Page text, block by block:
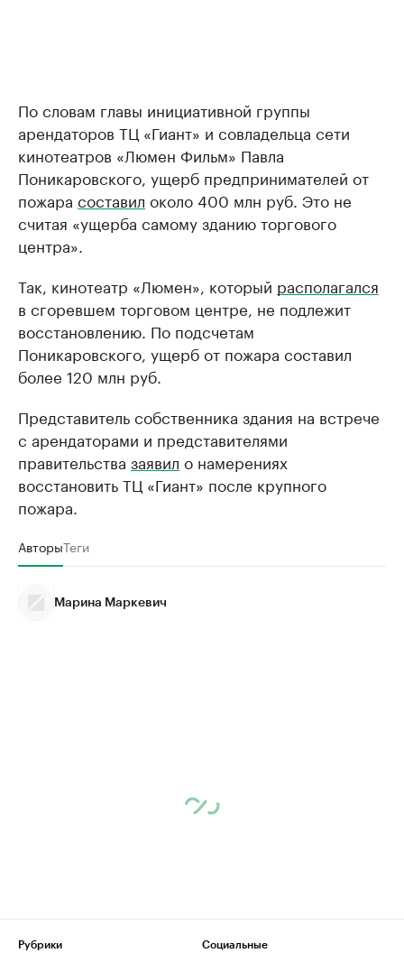
По словам главы инициативной группы
арендаторов ТЦ «Гиант» и совладельца сети
кинотеатров «Люмен Фильм» Павла
Поникаровского, ущерб предпринимателей от
пожара составил около 400 млн руб. Это не
считая «ущерба самому зданию торгового
центра».
Так, кинотеатр «Люмен», который располагался
в сгоревшем торговом центре, не подлежит
восстановлению. По подсчетам
Поникаровского, ущерб от пожара составил
более 120 млн руб.
Представитель собственника здания на встрече
с арендаторами и представителями
правительства заявил о намерениях
восстановить ТЦ «Гиант» после крупного
пожара.
АвторыТеги
Марина Маркевич
Рубрики
Социальные